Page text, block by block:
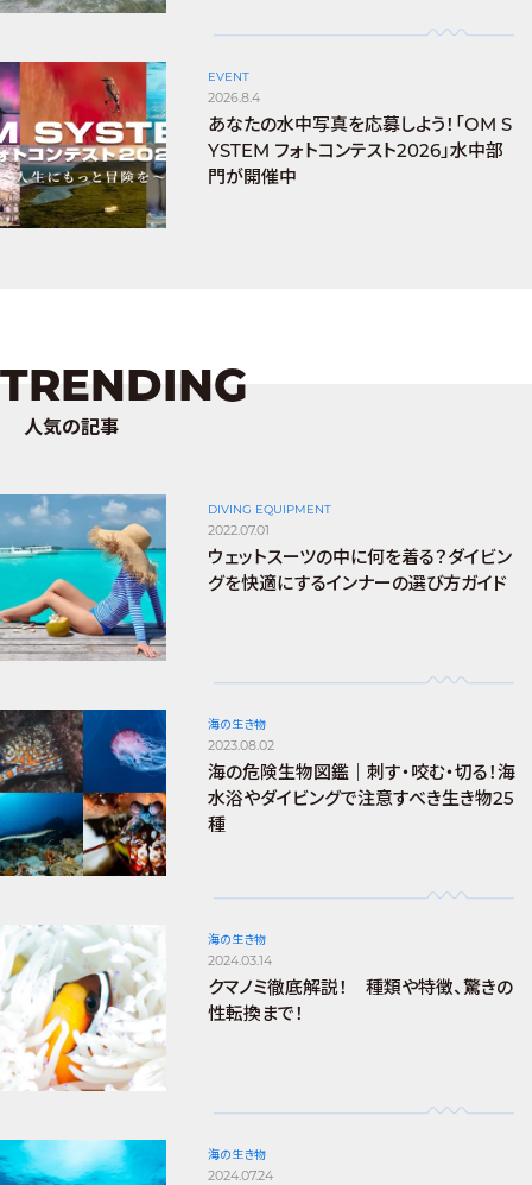
EVENT
2026.8.4
あなたの水中写真を応募しよう！「OM S
YSTEM フォトコンテスト2026」水中部
門が開催中
TRENDING
人気の記事
DIVING EQUIPMENT
2022.07.01
ウェットスーツの中に何を着る？ダイビン
グを快適にするインナーの選び方ガイド
海の生き物
2023.08.02
海の危険生物図鑑｜刺す・咬む・切る！海
水浴やダイビングで注意すべき生き物25
種
海の生き物
2024.03.14
クマノミ徹底解説！ 種類や特徴、驚きの
性転換まで！
海の生き物
2024.07.24